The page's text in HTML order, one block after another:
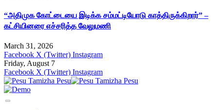
“அதிமுக கோட்டையை இடிக்க சம்மட்டியோடு காத்திருக்கிறார்” –
கட்சியினரை எச்சரித்த வேலுமணி
March 31, 2026
Facebook X (Twitter) Instagram
Friday, August 7
Facebook X (Twitter) Instagram